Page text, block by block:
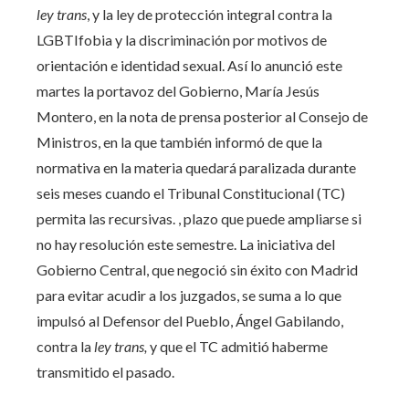
ley trans, y la ley de protección integral contra la
LGBTIfobia y la discriminación por motivos de
orientación e identidad sexual. Así lo anunció este
martes la portavoz del Gobierno, María Jesús
Montero, en la nota de prensa posterior al Consejo de
Ministros, en la que también informó de que la
normativa en la materia quedará paralizada durante
seis meses cuando el Tribunal Constitucional (TC)
permita las recursivas. , plazo que puede ampliarse si
no hay resolución este semestre. La iniciativa del
Gobierno Central, que negoció sin éxito con Madrid
para evitar acudir a los juzgados, se suma a lo que
impulsó al Defensor del Pueblo, Ángel Gabilando,
contra la ley trans, y que el TC admitió haberme
transmitido el pasado.